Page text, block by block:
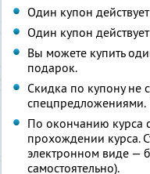
Один купон
Один купон
Вы можете купить
подарок.
Скидка по купону не
спецпредложениями.
По окончанию курса
прохождении курса.
электронном виде —
самостоятельно).